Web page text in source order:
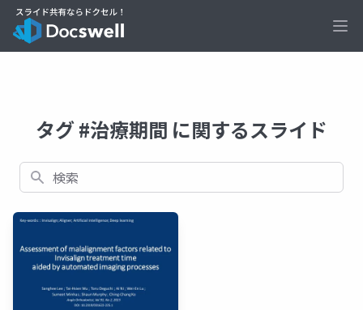
タグ #治療期間 に関するスライド
検索